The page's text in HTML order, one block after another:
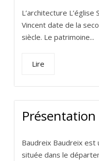
L’architecture L’église
Vincent date de la
siècle. Le patrimoine...
Lire
Baudreix Baudreix est
située dans le